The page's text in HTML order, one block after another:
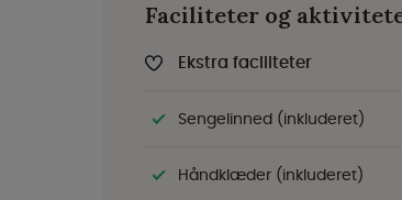
Faciliteter og
Ekstra faciliteter
Sengelinned (inkluderet)
Håndklæder (inkluderet)